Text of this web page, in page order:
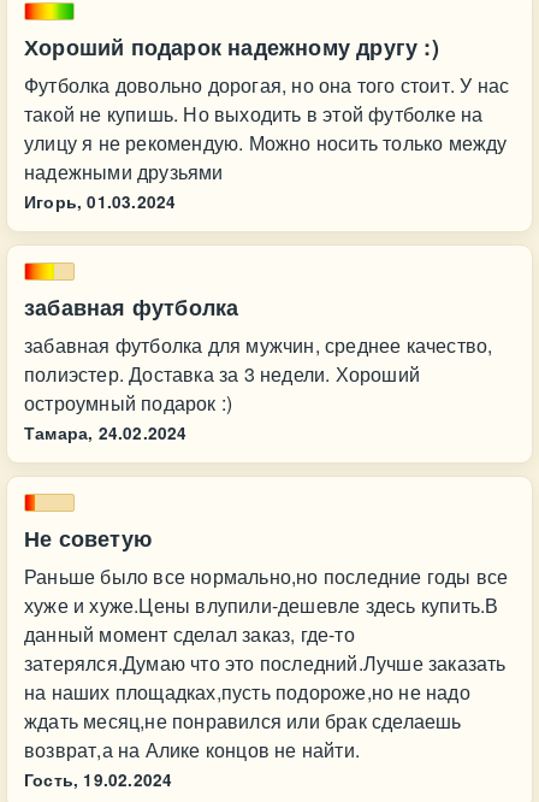
Хороший подарок надежному другу :)
Футболка довольно дорогая, но она того стоит. У нас
такой не купишь. Но выходить в этой футболке на
улицу я не рекомендую. Можно носить только между
надежными друзьями
Игорь, 01.03.2024
забавная футболка
забавная футболка для мужчин, среднее качество,
полиэстер. Доставка за 3 недели. Хороший
остроумный подарок :)
Тамара, 24.02.2024
Не советую
Раньше было все нормально,но последние годы все
хуже и хуже.Цены влупили-дешевле здесь купить.В
данный момент сделал заказ, где-то
затерялся.Думаю что это последний.Лучше заказать
на наших площадках,пусть подороже,но не надо
ждать месяц,не понравился или брак сделаешь
возврат,а на Алике концов не найти.
Гость, 19.02.2024